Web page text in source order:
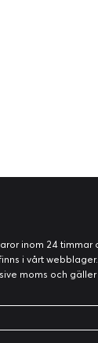
inom 24 timmar
i vårt
moms och